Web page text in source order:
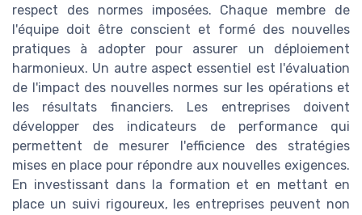
respect des normes imposées. Chaque membre de
l'équipe doit être conscient et formé des nouvelles
pratiques à adopter pour assurer un déploiement
harmonieux. Un autre aspect essentiel est l'évaluation
de l'impact des nouvelles normes sur les opérations et
les résultats financiers. Les entreprises doivent
développer des indicateurs de performance qui
permettent de mesurer l'efficience des stratégies
mises en place pour répondre aux nouvelles exigences.
En investissant dans la formation et en mettant en
place un suivi rigoureux, les entreprises peuvent non